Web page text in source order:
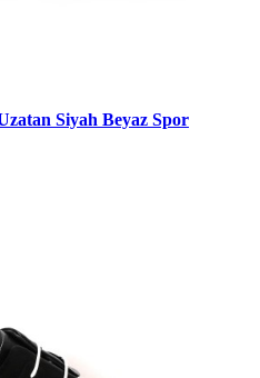
Siyah Beyaz Spor